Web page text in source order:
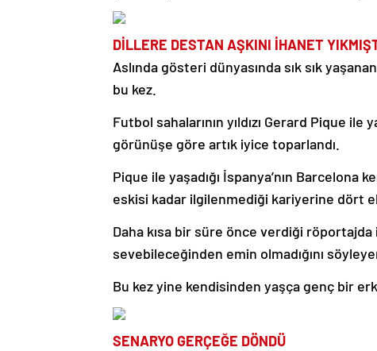
DİLLERE DESTAN AŞKINI İHANET
Aslında gösteri dünyasında sık sık
bu kez.
Futbol sahalarının yıldızı Gerard Pique ile
görünüşe göre artık iyice toparlandı.
Pique ile yaşadığı İspanya’nın Barcelona
eskisi kadar ilgilenmediği kariyerine dört
Daha kısa bir süre önce verdiği
sevebileceğinden emin olmadığını
Bu kez yine kendisinden yaşça genç bir
SENARYO GERÇEĞE DÖNDÜ